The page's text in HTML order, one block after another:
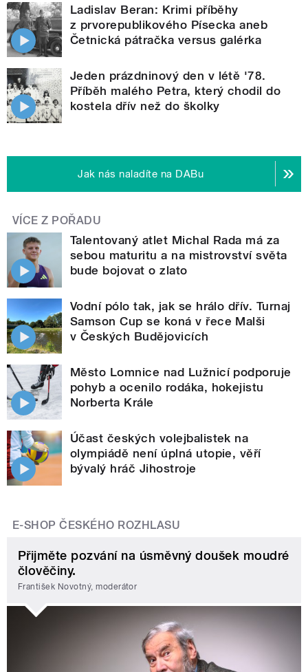
Ladislav Beran: Krimi příběhy
z prvorepublikového Písecka aneb
Četnická pátračka versus galérka
Jeden prázdninový den v létě '78.
Příběh malého Petra, který chodil do
kostela dřív než do školky
Jak nás naladíte na DABu
VÍCE Z POŘADU
Talentovaný atlet Michal Rada má za
sebou maturitu a na mistrovství světa
bude bojovat o zlato
Vodní pólo tak, jak se hrálo dřív. Turnaj
Samson Cup se koná v řece Malši
v Českých Budějovicích
Město Lomnice nad Lužnicí podporuje
pohyb a ocenilo rodáka, hokejistu
Norberta Krále
Účast českých volejbalistek na
olympiádě není úplná utopie, věří
bývalý hráč Jihostroje
E-SHOP ČESKÉHO ROZHLASU
Přijměte pozvání na úsměvný doušek moudré
člověčiny.
František Novotný, moderátor